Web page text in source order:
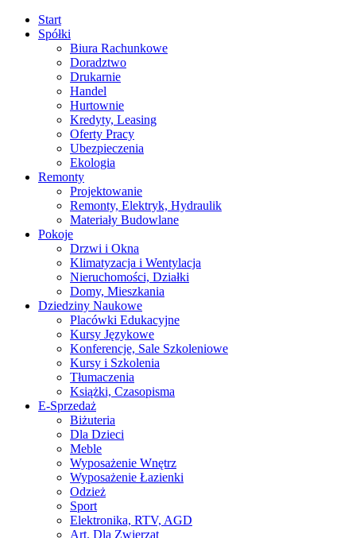
Start
Spółki
Biura Rachunkowe
Doradztwo
Drukarnie
Handel
Hurtownie
Kredyty, Leasing
Oferty Pracy
Ubezpieczenia
Ekologia
Remonty
Projektowanie
Remonty, Elektryk, Hydraulik
Materiały Budowlane
Pokoje
Drzwi i Okna
Klimatyzacja i Wentylacja
Nieruchomości, Działki
Domy, Mieszkania
Dziedziny Naukowe
Placówki Edukacyjne
Kursy Językowe
Konferencje, Sale Szkoleniowe
Kursy i Szkolenia
Tłumaczenia
Książki, Czasopisma
E-Sprzedaż
Biżuteria
Dla Dzieci
Meble
Wyposażenie Wnętrz
Wyposażenie Łazienki
Odzież
Sport
Elektronika, RTV, AGD
Art. Dla Zwierząt